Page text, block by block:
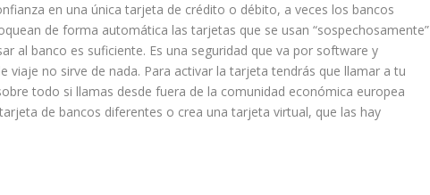
en una única tarjeta de crédito o débito, a veces los bancos
de forma automática las tarjetas que se usan “sospechosamente”
al banco es suficiente. Es una seguridad que va por software y
viaje no sirve de nada. Para activar la tarjeta tendrás que llamar a tu
todo si llamas desde fuera de la comunidad económica europea
de bancos diferentes o crea una tarjeta virtual, que las hay